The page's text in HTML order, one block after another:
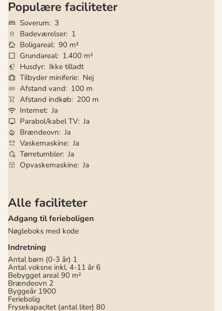
Populære faciliteter
Soverum
3
Badeværelser 1
Boligareal 90 m²
Grundareal 1.400 m²
Husdyr Ikke tilladt
Tilbyder miniferie Nej
Afstand vand
100 m
Afstand indkøb
200 m
Internet Ja
Parabol/kabel TV Ja
Brændeovn Ja
Vaskemaskine Ja
Tørretumbler Ja
Opvaskemaskine Ja
Alle faciliteter
Adgang til ferieboligen
Nøgleboks med kode
Indretning
Antal børn (0-3 år) 1
Antal voksne inkl. 4-11 år 6
Bebygget areal 90 m²
Brændeovn 2
Byggeår 1900
Feriebolig
Frysekapacitet (antal liter) 80